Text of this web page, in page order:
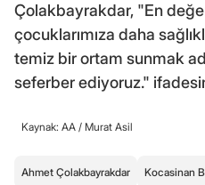
Çolakbayrakdar, "En
çocuklarımıza daha
temiz bir ortam sunmak
seferber ediyoruz."
Kaynak: AA / Murat Asil
Ahmet Çolakbayrakdar Kocasinan